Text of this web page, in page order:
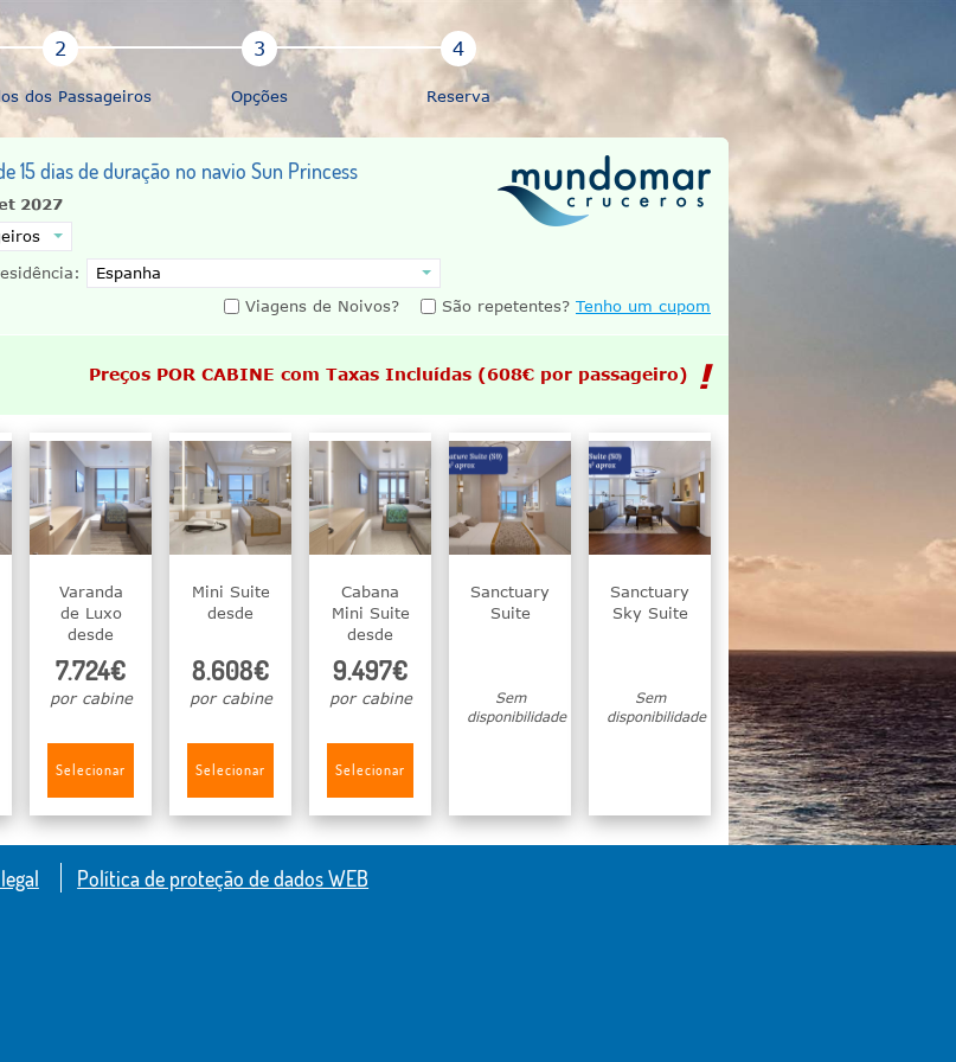
dos Passageiros Opções Reserva
15 dias de duração no navio Sun Princess
2027
Viagens de Noivos?
São repetentes? Tenho um cupom
Preços POR CABINE com Taxas Incluídas (608€ por passageiro)
Varanda
de Luxo
desde
7.724€
por cabine
Selecionar
Mini Suite
desde
8.608€
por cabine
Selecionar
Cabana
Mini Suite
desde
9.497€
por cabine
Selecionar
Sanctuary
Suite
Sem
disponibilidade
Sanctuary
Sky Suite
Sem
disponibilidade
Política de proteção de dados WEB